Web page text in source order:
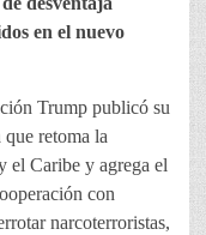
en el nuevo
Trump publicó su
retoma la
el Caribe y agrega el
con
narcoterroristas,